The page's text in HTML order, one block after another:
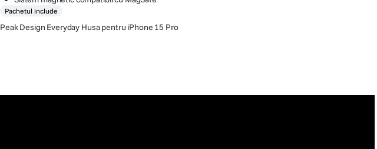
Pachetul include
Peak Design Everyday Husa pentru iPhone 15 Pro